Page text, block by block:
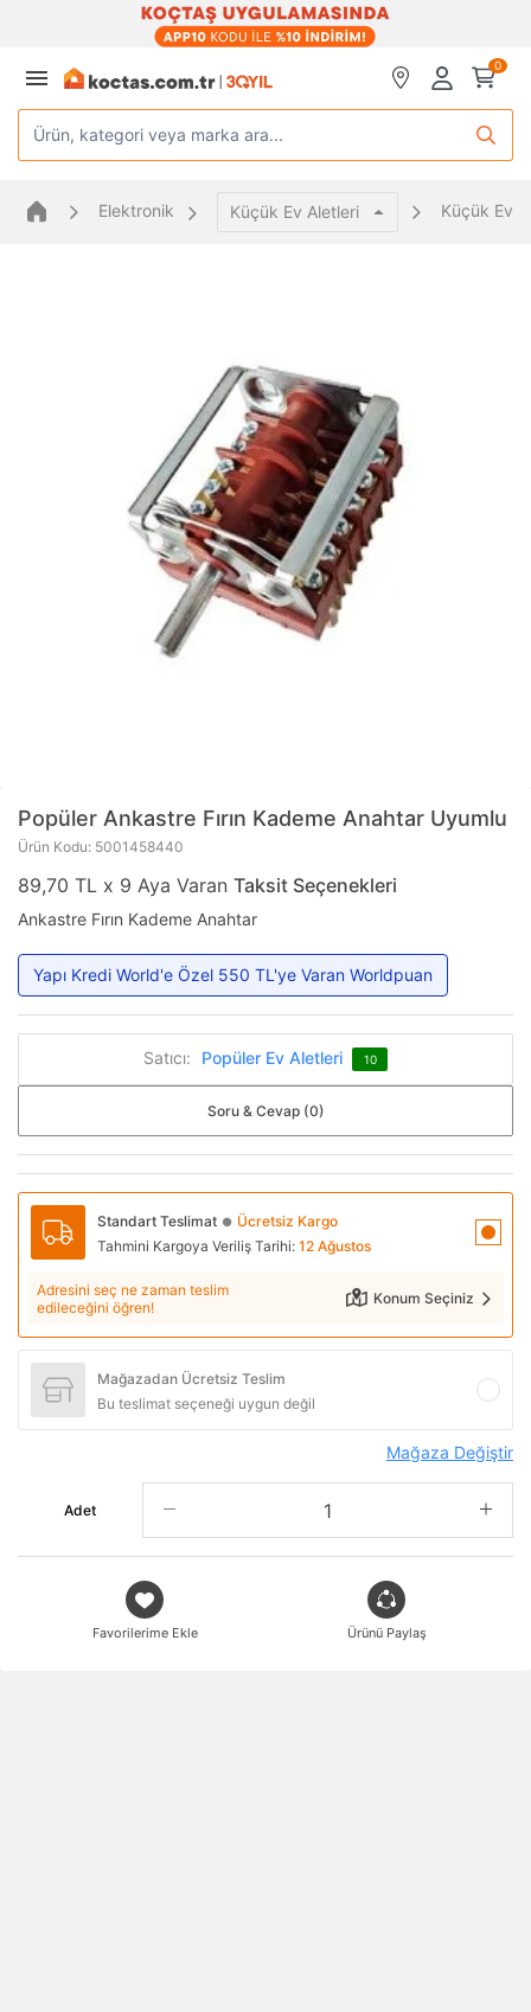
0
Ürün, kategori veya marka ara...
Elektronik Küçük Ev Aletleri Küçük Ev
Popüler Ankastre Fırın Kademe Anahtar Uyumlu
Ürün Kodu: 5001458440
89,70 TL x 9 Aya Varan Taksit Seçenekleri
Ankastre Fırın Kademe Anahtar
Yapı Kredi World'e Özel 550 TL'ye Varan Worldpuan
Satıcı: Popüler Ev Aletleri 10
Soru & Cevap (0)
Standart Teslimat ● Ücretsiz Kargo
Tahmini Kargoya Veriliş Tarihi: 12 Ağustos
Adresini seç ne zaman teslim
edileceğini öğren!
Konum Seçiniz
Mağazadan Ücretsiz Teslim
Bu teslimat seçeneği uygun değil
Mağaza Değiştir
Adet
Favorilerime Ekle Ürünü Paylaş